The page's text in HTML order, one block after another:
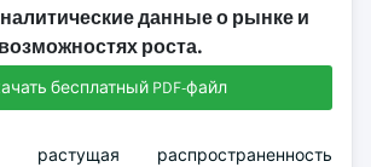
данные о рынке и
возможностях роста.
бесплатный PDF-файл
распространенность